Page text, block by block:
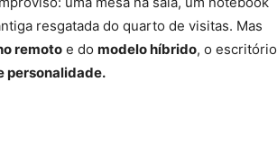
resgatada do quarto de visitas. Mas
remoto e do modelo híbrido, o escritório
personalidade.